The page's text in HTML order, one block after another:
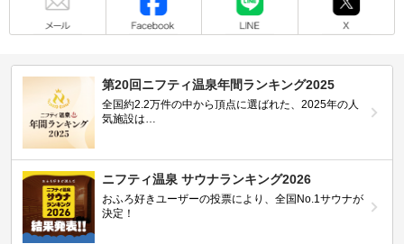
第20回ニフティ温泉年間ランキング2025
全国約2.2万件の中から頂点に選ばれた、2025年の人
気施設は…
ニフティ温泉 サウナランキング2026
おふろ好きユーザーの投票により、全国No.1サウナが
決定！